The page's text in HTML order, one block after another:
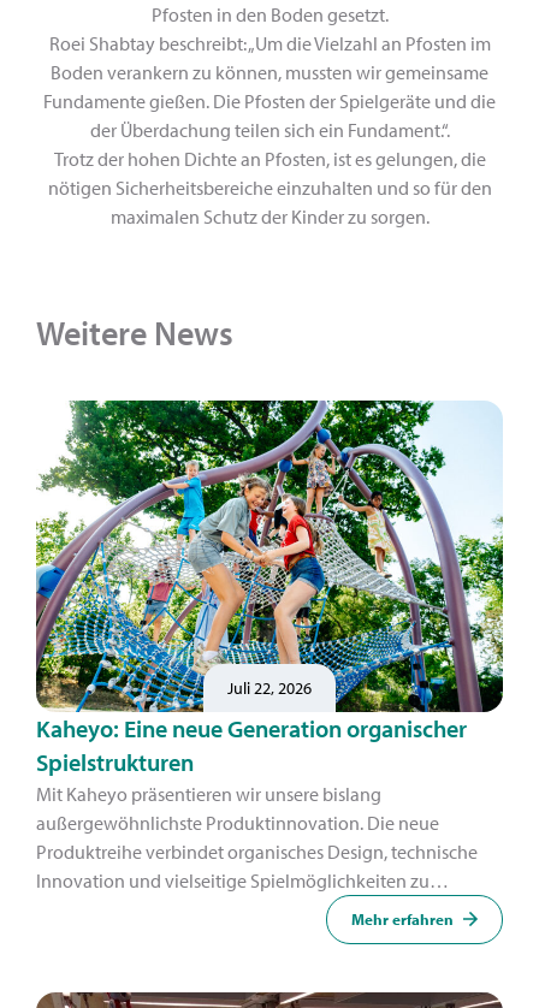
Pfosten in den Boden gesetzt.
Roei Shabtay beschreibt: „Um die Vielzahl an Pfosten im
Boden verankern zu können, mussten wir gemeinsame
Fundamente gießen. Die Pfosten der Spielgeräte und die
der Überdachung teilen sich ein Fundament.“.
Trotz der hohen Dichte an Pfosten, ist es gelungen, die
nötigen Sicherheitsbereiche einzuhalten und so für den
maximalen Schutz der Kinder zu sorgen.
Weitere News
Juli 22, 2026
Kaheyo: Eine neue Generation organischer
Spielstrukturen
Mit Kaheyo präsentieren wir unsere bislang
außergewöhnlichste Produktinnovation. Die neue
Produktreihe verbindet organisches Design, technische
Innovation und vielseitige Spielmöglichkeiten zu
Spielstrukturen, die wirken, als seien sie zwischen Boden
Mehr erfahren